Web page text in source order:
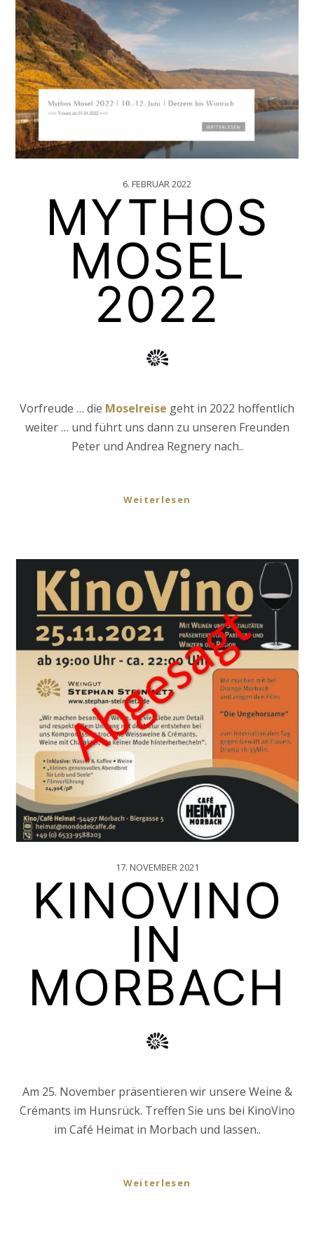
6. FEBRUAR 2022
MYTHOS
MOSEL
2022
Vorfreude … die Moselreise geht in 2022 hoffentlich
weiter … und führt uns dann zu unseren Freunden
Peter und Andrea Regnery nach..
Weiterlesen
17. NOVEMBER 2021
KINOVINO
IN
MORBACH
Am 25. November präsentieren wir unsere Weine &
Crémants im Hunsrück. Treffen Sie uns bei KinoVino
im Café Heimat in Morbach und lassen..
Weiterlesen